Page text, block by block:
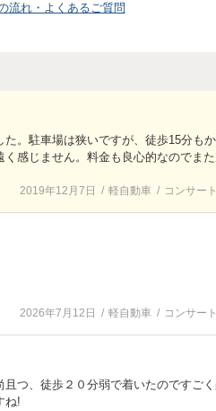
流れ・よくあるご質問
。駐車場は狭いですが、徒歩15分も
感じません。料金も良心的なのでま
2019年12月7日 軽自動車 コンサー
2026年7月12日 軽自動車 コンサー
つ、徒歩２０分弱で着いたのですごく
ね!